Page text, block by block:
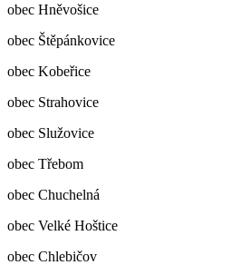
obec Hněvošice
obec Štěpánkovice
obec Kobeřice
obec Strahovice
obec Služovice
obec Třebom
obec Chuchelná
obec Velké Hoštice
obec Chlebičov